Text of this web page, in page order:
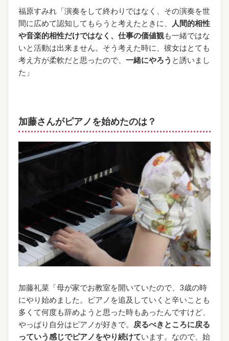
福原すみれ「演奏をして終わりではなく、その演奏を世
間に広めて認知してもらうと考えたときに、
人間的相性
や音楽的相性だけではなく、仕事の価値観も一緒ではな
いと活動は出来ません。そう考えた時に、彼女はとても
考え方が柔軟だと思ったので、 一緒にやろう と誘いまし
た」
加藤さんがピアノを始めたのは？
加藤礼菜「母が家でお教室を開いていたので、3歳の時
にやり始めました。ピアノを追及していくと辛いことも
多くて何度も辞めようと思った時もあったんですけど、
やっぱり自分はピアノが好きで。
戻るべきところに戻る
っていう感じでピアノをやり続けています。なので、始